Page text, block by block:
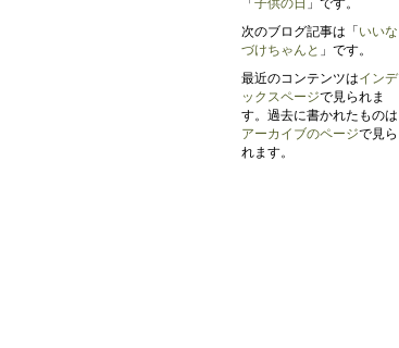
次のブログ記事は「いいな
づけちゃんと 」です。
最近のコンテンツはインデ
ックスページで見られま
す。過去に書かれたものは
アーカイブのページで見ら
れます。